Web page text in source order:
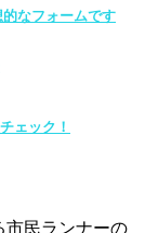
的なフォームです
ェック！
市民ランナーの